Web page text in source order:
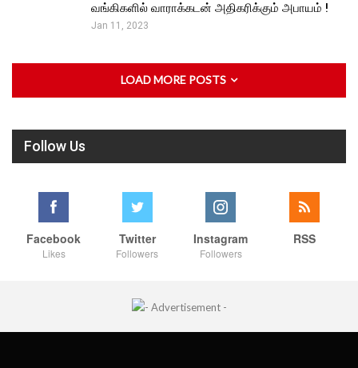
வங்கிகளில் வாராக்கடன் அதிகரிக்கும் அபாயம் !
Jan 11, 2023
LOAD MORE POSTS
Follow Us
Facebook
Likes
Twitter
Followers
Instagram
Followers
RSS